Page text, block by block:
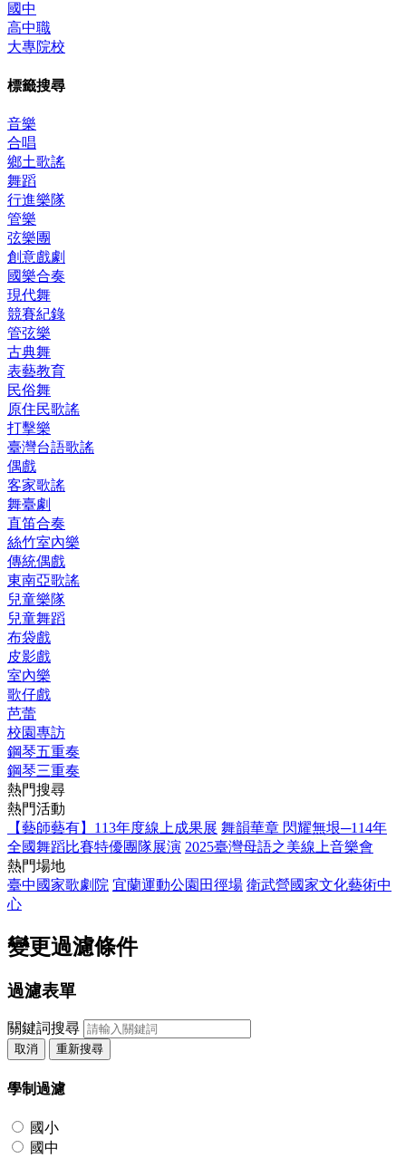
國中
高中職
大專院校
標籤搜尋
音樂
合唱
鄉土歌謠
舞蹈
行進樂隊
管樂
弦樂團
創意戲劇
國樂合奏
現代舞
競賽紀錄
管弦樂
古典舞
表藝教育
民俗舞
原住民歌謠
打擊樂
臺灣台語歌謠
偶戲
客家歌謠
舞臺劇
直笛合奏
絲竹室內樂
傳統偶戲
東南亞歌謠
兒童樂隊
兒童舞蹈
布袋戲
皮影戲
室內樂
歌仔戲
芭蕾
校園專訪
鋼琴五重奏
鋼琴三重奏
熱門搜尋
熱門活動
【藝師藝有】113年度線上成果展 舞韻華章 閃耀無垠─114年
全國舞蹈比賽特優團隊展演 2025臺灣母語之美線上音樂會
熱門場地
臺中國家歌劇院 宜蘭運動公園田徑場 衛武營國家文化藝術中
心
變更過濾條件
過濾表單
關鍵詞搜尋
取消 重新搜尋
學制過濾
國小
國中